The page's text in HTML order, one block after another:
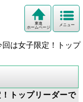
メニュー
東進
ホームページ
回は女子限定！トップ
トップリーダーで